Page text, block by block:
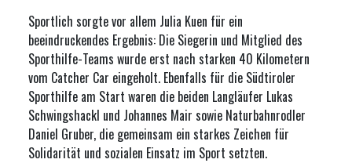
Sportlich sorgte vor allem Julia Kuen für ein
beeindruckendes Ergebnis: Die Siegerin und Mitglied des
Sporthilfe-Teams wurde erst nach starken 40 Kilometern
vom Catcher Car eingeholt. Ebenfalls für die Südtiroler
Sporthilfe am Start waren die beiden Langläufer Lukas
Schwingshackl und Johannes Mair sowie Naturbahnrodler
Daniel Gruber, die gemeinsam ein starkes Zeichen für
Solidarität und sozialen Einsatz im Sport setzten.